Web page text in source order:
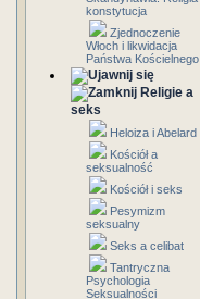
konstytucja
Zjednoczenie
Włoch i likwidacja
Państwa Kościelnego
Religie a
seks
Heloiza i Abelard
Kościół a
seksualność
Kościół i seks
Pesymizm
seksualny
Seks a celibat
Tantryczna
Psychologia
Seksualności